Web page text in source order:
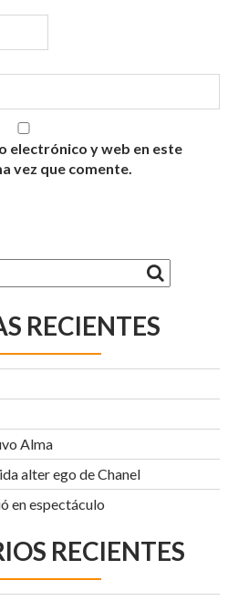
electrónico y web en este
vez que comente.
RECIENTES
Alma
alter ego de Chanel
en espectáculo
RECIENTES